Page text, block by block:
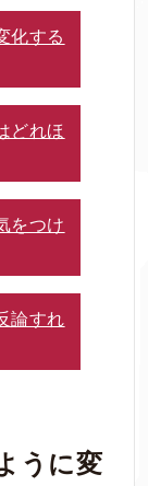
化する
どれほ
をつけ
論すれ
うに変